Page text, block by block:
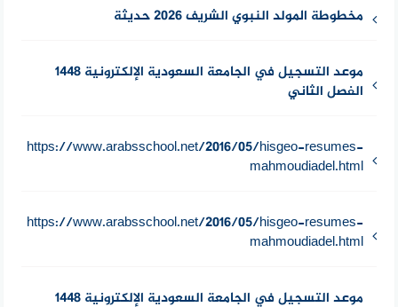
مخطوطة المولد النبوي الشريف 2026 حديثة
موعد التسجيل في الجامعة السعودية الإلكترونية 1448
الفصل الثاني
https://www.arabsschool.net/2016/05/hisgeo-resumes-
mahmoudiadel.html
https://www.arabsschool.net/2016/05/hisgeo-resumes-
mahmoudiadel.html
موعد التسجيل في الجامعة السعودية الإلكترونية 1448